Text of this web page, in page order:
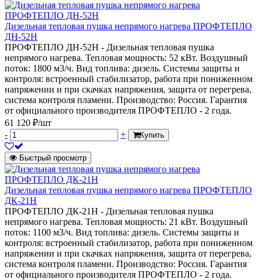
Дизельная тепловая пушка непрямого нагрева ПРОФТЕПЛО
ДН-52Н
ПРОФТЕПЛО ДН-52Н - Дизельная тепловая пушка
непрямого нагрева. Тепловая мощность: 52 кВт. Воздушный
поток: 1800 м3/ч. Вид топлива: дизель. Системы защиты и
контроля: встроенный стабилизатор, работа при пониженном
напряжении и при скачках напряжения, защита от перегрева,
система контроля пламени. Производство: Россия. Гарантия
от официального производителя ПРОФТЕПЛО - 2 года.
61 120 ₽/шт
-
+ Купить
Быстрый просмотр
Дизельная тепловая пушка непрямого нагрева ПРОФТЕПЛО
ДК-21Н
ПРОФТЕПЛО ДК-21Н - Дизельная тепловая пушка
непрямого нагрева. Тепловая мощность: 21 кВт. Воздушный
поток: 1100 м3/ч. Вид топлива: дизель. Системы защиты и
контроля: встроенный стабилизатор, работа при пониженном
напряжении и при скачках напряжения, защита от перегрева,
система контроля пламени. Производство: Россия. Гарантия
от официального производителя ПРОФТЕПЛО - 2 года.